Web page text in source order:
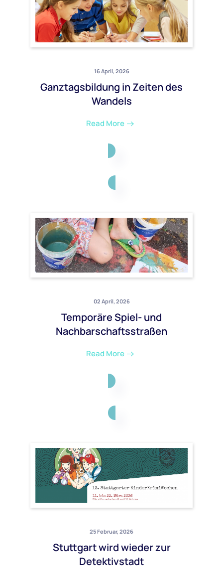
16 April, 2026
Ganztagsbildung in Zeiten des
Wandels
Read More
02 April, 2026
Temporäre Spiel- und
Nachbarschaftsstraßen
Read More
25 Februar, 2026
Stuttgart wird wieder zur
Detektivstadt